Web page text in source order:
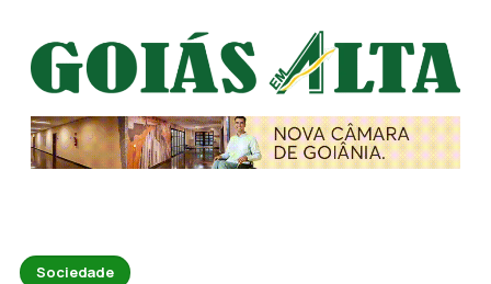
Sociedade